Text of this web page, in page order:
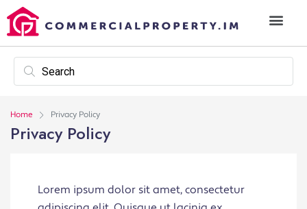
Home Privacy Policy
Privacy Policy
Lorem ipsum dolor sit amet, consectetur